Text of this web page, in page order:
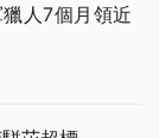
人7個月領近